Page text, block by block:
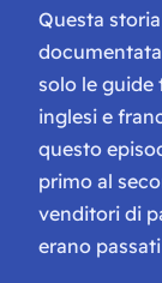
Questa
solo le
inglesi e
questo
primo al
venditori di
erano